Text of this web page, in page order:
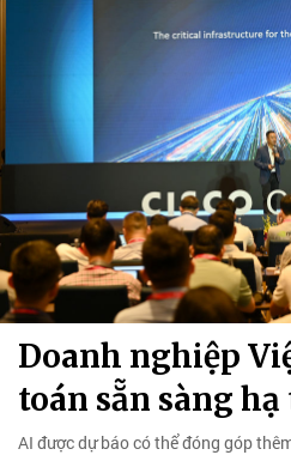
Doanh nghiệp
toán sẵn sàng
AI được dự báo có thể đóng góp